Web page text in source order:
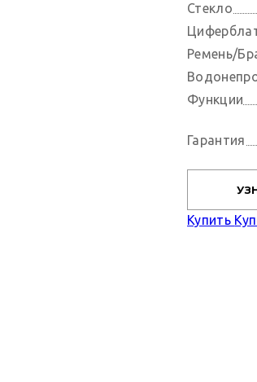
Стекло
Ремень/
Функции
Гарантия
Купить